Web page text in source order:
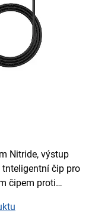
Nitride, výstup
tnteligentní čip pro
čipem proti